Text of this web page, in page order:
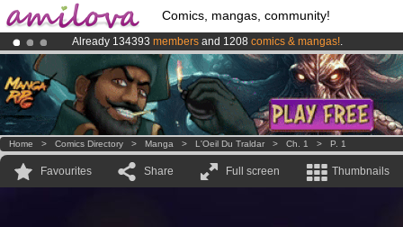
Comics, mangas, community!
Already 134393 members and 1208 comics & mangas!.
AmilovaKickstarter is now LIVE!.
Premium membership from3.95 euros per month !Get membership
Home > Comics Directory > Manga > L'Oeil Du Traldar > Ch. 1 > P. 1
Favourites Share Full screen Thumbnails